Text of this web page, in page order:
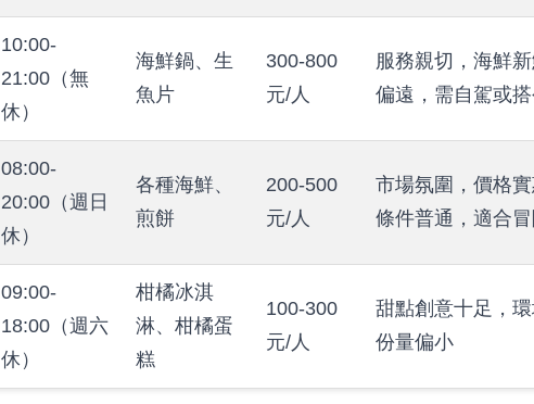
10:00-
21:00（無
休）
海鮮鍋、生
魚片
300-800
元/人
服務親切，海鮮
偏遠，需自駕或
08:00-
20:00（週日
休）
各種海鮮、
煎餅
200-500
元/人
市場氛圍，價格
條件普通，適合
09:00-
18:00（週六
休）
柑橘冰淇
淋、柑橘蛋
糕
100-300
元/人
甜點創意十足，
份量偏小